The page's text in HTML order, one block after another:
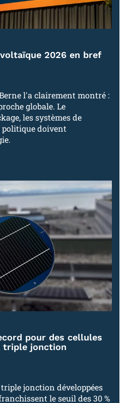
2026 en bref
l'a clairement montré :
globale. Le
les systèmes de
politique doivent
pour des cellules
triple jonction
jonction développées
le seuil des 30 %